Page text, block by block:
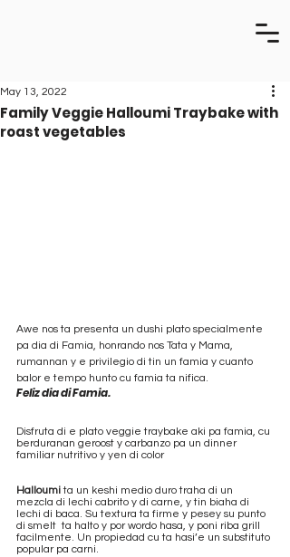
Family Veggie Halloumi Traybake with
roast vegetables
May 13, 2022
Awe nos ta presenta un dushi plato specialmente
pa dia di Famia, honrando nos Tata y Mama,
rumannan y e privilegio di tin un famia y cuanto
balor e tempo hunto cu famia ta nifica.
Feliz dia di Famia.
Disfruta di e plato veggie traybake aki pa famia, cu
berduranan geroost y carbanzo pa un dinner
familiar nutritivo y yen di color
Halloumi ta un keshi medio duro traha di un
mezcla di lechi cabrito y di carne, y tin biaha di
lechi di baca. Su textura ta firme y pesey su punto
di smelt  ta halto y por wordo hasa, y poni riba grill
facilmente. Un propiedad cu ta hasi’e un substituto
popular pa carni.